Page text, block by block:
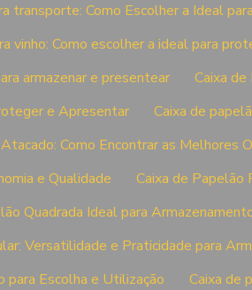
transporte: Como Escolher a Ideal
vinho: Como escolher a ideal para
armazenar e presentear
Caixa
e Apresentar
Caixa de
Como Encontrar as Melhores
e Qualidade
Caixa de Papelão
Quadrada Ideal para
Versatilidade e Praticidade para
para Escolha e Utilização
Caixa de